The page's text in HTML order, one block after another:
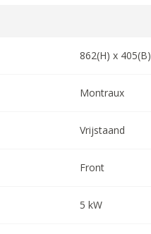
862(H) x 405
Montraux
Vrijstaand
Front
5 kW